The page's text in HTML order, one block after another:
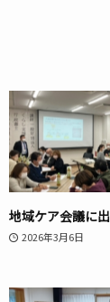
地域ケア会議に
2026年3月6日